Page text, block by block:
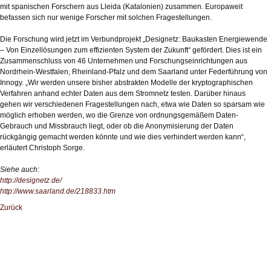
mit spanischen Forschern aus Lleida (Katalonien) zusammen. Europaweit
befassen sich nur wenige Forscher mit solchen Fragestellungen.
Die Forschung wird jetzt im Verbundprojekt „Designetz: Baukasten Energiewende
– Von Einzellösungen zum effizienten System der Zukunft“ gefördert. Dies ist ein
Zusammenschluss von 46 Unternehmen und Forschungseinrichtungen aus
Nordrhein-Westfalen, Rheinland-Pfalz und dem Saarland unter Federführung von
Innogy. „Wir werden unsere bisher abstrakten Modelle der kryptographischen
Verfahren anhand echter Daten aus dem Stromnetz testen. Darüber hinaus
gehen wir verschiedenen Fragestellungen nach, etwa wie Daten so sparsam wie
möglich erhoben werden, wo die Grenze von ordnungsgemäßem Daten-
Gebrauch und Missbrauch liegt, oder ob die Anonymisierung der Daten
rückgängig gemacht werden könnte und wie dies verhindert werden kann“,
erläutert Christoph Sorge.
Siehe auch:
http://designetz.de/
http://www.saarland.de/218833.htm
Zurück